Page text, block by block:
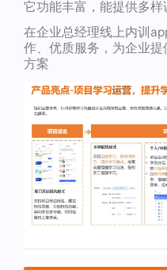
它功能丰富，能提供多
在企业总经理线上内训
作、优质服务，为企业
方案